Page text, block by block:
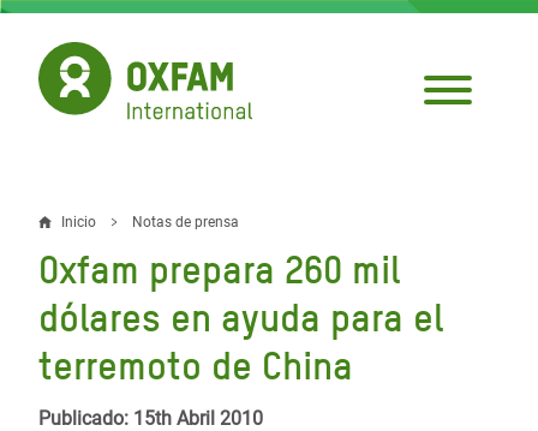
Pasar
contenido
principal
Sobrescribir
enlaces
de
ayuda
a
Inicio Notas de prensa
Oxfam prepara 260 mil
dólares en ayuda para el
terremoto de China
Publicado: 15th Abril 2010